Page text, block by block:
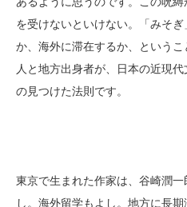
を受けないといけない。「みそ
か、海外に滞在するか、という
人と地方出身者が、日本の近現
の見つけた法則です。
東京で生まれた作家は、谷崎潤
し。海外留学もよし。地方に長